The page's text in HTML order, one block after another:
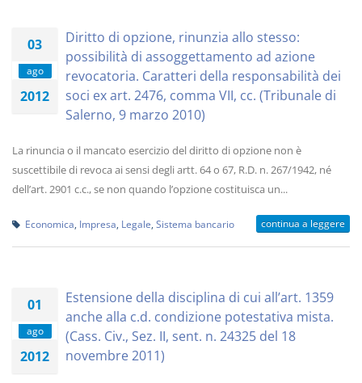
03
ago
2012
Diritto di opzione, rinunzia allo stesso:
possibilità di assoggettamento ad azione
revocatoria. Caratteri della responsabilità dei
soci ex art. 2476, comma VII, cc. (Tribunale di
Salerno, 9 marzo 2010)
La rinuncia o il mancato esercizio del diritto di opzione non è
suscettibile di revoca ai sensi degli artt. 64 o 67, R.D. n. 267/1942, né
dell’art. 2901 c.c., se non quando l’opzione costituisca un...
Economica Impresa Legale Sistema bancario continua a leggere
01
ago
2012
Estensione della disciplina di cui all’art. 1359
anche alla c.d. condizione potestativa mista.
(Cass. Civ., Sez. II, sent. n. 24325 del 18
novembre 2011)